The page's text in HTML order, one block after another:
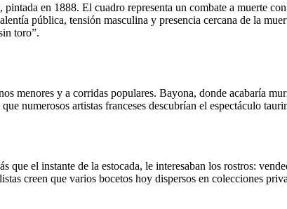
, pintada en 1888. El cuadro representa un combate a muerte
pública, tensión masculina y presencia cercana de la
toro”.
menores y a corridas populares. Bayona, donde acabaría
numerosos artistas franceses descubrían el espectáculo
el instante de la estocada, le interesaban los rostros:
creen que varios bocetos hoy dispersos en colecciones